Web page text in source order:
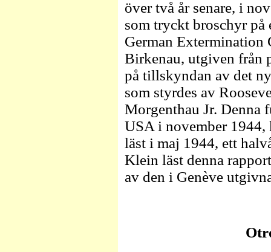
över två år senare, i
som tryckt broschyr
German Extermination
Birkenau, utgiven från
på tillskyndan av det
som styrdes av
Morgenthau Jr. Denna
USA i november
läst i maj 1944, ett
Klein läst denna
av den i Genève